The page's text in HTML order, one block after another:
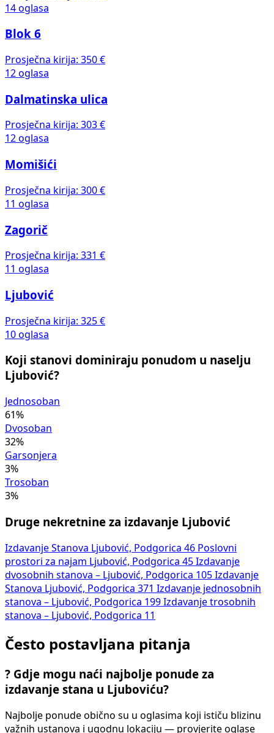
14 oglasa
Blok 6
Prosječna kirija: 350 €
12 oglasa
Dalmatinska ulica
Prosječna kirija: 303 €
12 oglasa
Momišići
Prosječna kirija: 300 €
11 oglasa
Zagorič
Prosječna kirija: 331 €
11 oglasa
Ljubović
Prosječna kirija: 325 €
10 oglasa
Koji stanovi dominiraju ponudom u naselju
Ljubović?
Jednosoban
61%
Dvosoban
32%
Garsonjera
3%
Trosoban
3%
Druge nekretnine za izdavanje Ljubović
Izdavanje Stanova Ljubović, Podgorica 46 Poslovni
prostori za najam Ljubović, Podgorica 45 Izdavanje
dvosobnih stanova – Ljubović, Podgorica 105 Izdavanje
Stanova Ljubović, Podgorica 371 Izdavanje jednosobnih
stanova – Ljubović, Podgorica 199 Izdavanje trosobnih
stanova – Ljubović, Podgorica 11
Često postavljana pitanja
? Gdje mogu naći najbolje ponude za
izdavanje stana u Ljuboviću?
Najbolje ponude obično su u oglasima koji ističu blizinu
važnih ustanova i ugodnu lokaciju — provjerite oglase